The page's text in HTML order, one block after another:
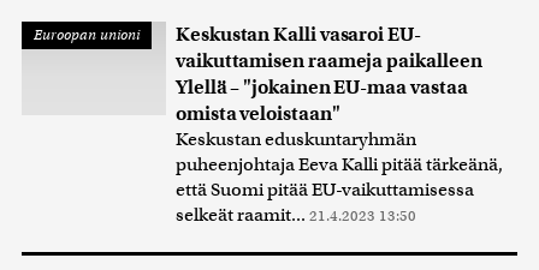
Euroopan unioni
Keskustan Kalli vasaroi EU-
vaikuttamisen raameja paikalleen
Ylellä – "jokainen EU-maa vastaa
omista veloistaan"
Keskustan eduskuntaryhmän
puheenjohtaja Eeva Kalli pitää tärkeänä,
että Suomi pitää EU-vaikuttamisessa
selkeät raamit... 21.4.2023 13:50